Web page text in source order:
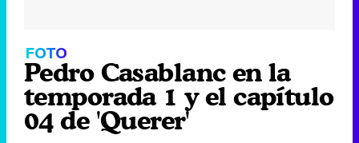
FOTO
Pedro Casablanc en la
temporada 1 y el capítulo
04 de 'Querer'